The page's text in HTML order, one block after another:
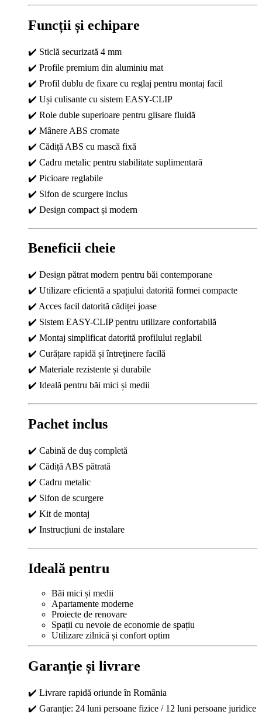
Funcții și echipare
✔️ Sticlă securizată 4 mm
✔️ Profile premium din aluminiu mat
✔️ Profil dublu de fixare cu reglaj pentru montaj facil
✔️ Uși culisante cu sistem EASY-CLIP
✔️ Role duble superioare pentru glisare fluidă
✔️ Mânere ABS cromate
✔️ Cădiță ABS cu mască fixă
✔️ Cadru metalic pentru stabilitate suplimentară
✔️ Picioare reglabile
✔️ Sifon de scurgere inclus
✔️ Design compact și modern
Beneficii cheie
✔️ Design pătrat modern pentru băi contemporane
✔️ Utilizare eficientă a spațiului datorită formei compacte
✔️ Acces facil datorită cădiței joase
✔️ Sistem EASY-CLIP pentru utilizare confortabilă
✔️ Montaj simplificat datorită profilului reglabil
✔️ Curățare rapidă și întreținere facilă
✔️ Materiale rezistente și durabile
✔️ Ideală pentru băi mici și medii
Pachet inclus
✔️ Cabină de duș completă
✔️ Cădiță ABS pătrată
✔️ Cadru metalic
✔️ Sifon de scurgere
✔️ Kit de montaj
✔️ Instrucțiuni de instalare
Ideală pentru
Băi mici și medii
Apartamente moderne
Proiecte de renovare
Spații cu nevoie de economie de spațiu
Utilizare zilnică și confort optim
Garanție și livrare
✔️ Livrare rapidă oriunde în România
✔️ Garanție: 24 luni persoane fizice / 12 luni persoane juridice